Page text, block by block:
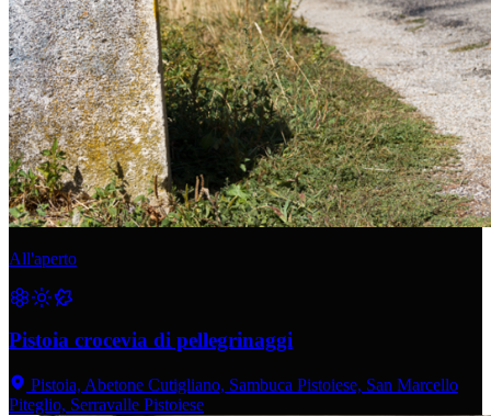
All'aperto
Pistoia crocevia di pellegrinaggi
Pistoia, Abetone Cutigliano, Sambuca Pistoiese, San Marcello
Piteglio, Serravalle Pistoiese